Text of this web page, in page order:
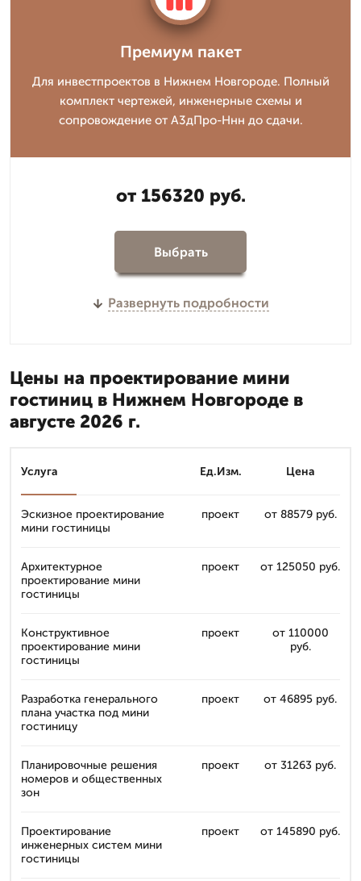
Премиум пакет
Для инвестпроектов в Нижнем Новгороде. Полный
комплект чертежей, инженерные схемы и
сопровождение от А3дПро-Ннн до сдачи.
от 156320 руб.
Выбрать
Развернуть подробности
Цены на проектирование мини
гостиниц в Нижнем Новгороде в
августе 2026 г.
Услуга Ед.Изм. Цена
Эскизное проектирование
мини гостиницы
проект от 88579 руб.
Архитектурное
проектирование мини
гостиницы
проект от 125050 руб.
Конструктивное
проектирование мини
гостиницы
проект
от 110000
руб.
Разработка генерального
плана участка под мини
гостиницу
проект от 46895 руб.
Планировочные решения
номеров и общественных
зон
проект от 31263 руб.
Проектирование
инженерных систем мини
гостиницы
проект от 145890 руб.